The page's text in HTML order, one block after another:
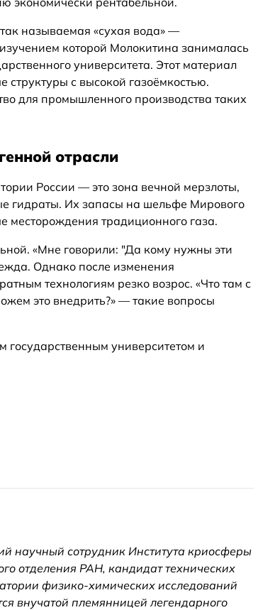
называемая «сухая вода» —
которой Молокитина занималась
университета. Этот материал
структуры с высокой газоёмкостью.
для промышленного производства таких
отрасли
России — это зона вечной мерзлоты,
гидраты. Их запасы на шельфе Мирового
традиционного газа.
«Мне говорили: "Да кому нужны эти
Однако после изменения
технологиям резко возрос. «Что там с
это внедрить?» — такие вопросы
университетом и
научный сотрудник Института криосферы
отделения РАН, кандидат технических
физико-химических исследований
внучатой племянницей легендарного